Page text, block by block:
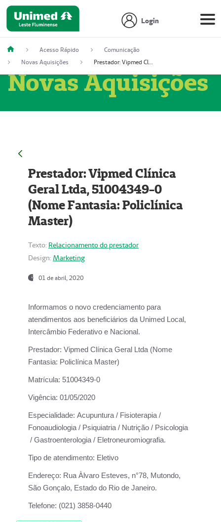
Login
Acesso Rápido
Comunicação
Novas Aquisições
Prestador: Vipmed Clínica Geral Ltda, 51004349-0 (Nome Fantasia: Policlínica Master)
Novas Aquisições
Prestador: Vipmed Clínica
Geral Ltda, 51004349-0
(Nome Fantasia: Policlínica
Master)
Texto: Relacionamento do prestador
Design: Marketing
01 de abril, 2020
Informamos o novo credenciamento para
atendimentos aos beneficiários da Unimed Local,
Intercâmbio Federativo e Nacional.
Prestador: Vipmed Clínica Geral Ltda (Nome
Fantasia: Policlínica Master)
Matrícula: 51004349-0
Vigência: 01/05/2020
Especialidade: Acupuntura / Fisioterapia /
Fonoaudiologia / Psiquiatria / Nutrição / Psicologia
/ Gastroenterologia / Eletroneuromiografia.
Tipo de atendimento: Eletivo
Endereço: Rua Àlvaro Esteves, n°78, Mutondo,
São Gonçalo, Estado do Rio de Janeiro.
Telefone: (021) 3858-0440